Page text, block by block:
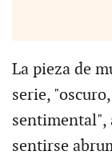
La pieza de
serie,
sentimental",
sentirse